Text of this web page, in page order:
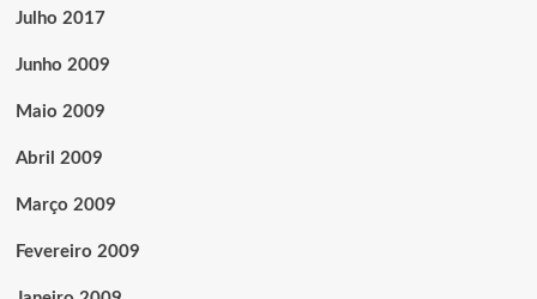
Julho 2017
Junho 2009
Maio 2009
Abril 2009
Março 2009
Fevereiro 2009